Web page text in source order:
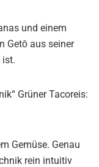
und einem
Getō aus seiner
ist.
Grüner Tacoreis:
Gemüse. Genau
rein intuitiv